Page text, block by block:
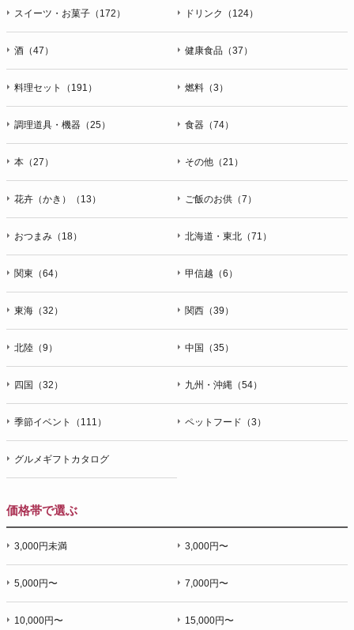
スイーツ・お菓子（172） ドリンク（124）
酒（47） 健康食品（37）
料理セット（191） 燃料（3）
調理道具・機器（25） 食器（74）
本（27） その他（21）
花卉（かき）（13） ご飯のお供（7）
おつまみ（18） 北海道・東北（71）
関東（64） 甲信越（6）
東海（32） 関西（39）
北陸（9） 中国（35）
四国（32） 九州・沖縄（54）
季節イベント（111） ペットフード（3）
グルメギフトカタログ
価格帯で選ぶ
3,000円未満 3,000円〜
5,000円〜 7,000円〜
10,000円〜 15,000円〜